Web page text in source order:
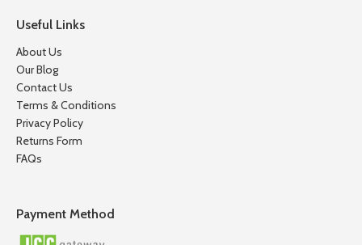
Useful Links
About Us
Our Blog
Contact Us
Terms & Conditions
Privacy Policy
Returns Form
FAQs
Payment Method